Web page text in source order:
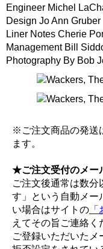
Engineer Michel
Design Jo Ann Gruber
Liner Notes Cherie
Management Bill
Photography By Bob
※ご注文商品の発送
ます。
★ご注文受付のメー
ご注文後通常は数分
す」という自動メー
い場合はサイトの
えてその旨ご連絡く
ご登録いただいた